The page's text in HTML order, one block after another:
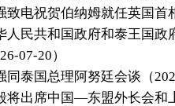
致电祝贺伯纳姆就任英国首
人民共和国政府和泰王国
07-20）
同泰国总理阿努廷会谈 （
将出席中国—东盟外长会和